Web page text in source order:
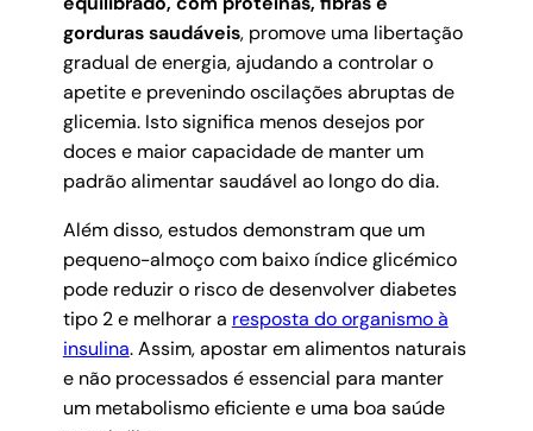
gorduras saudáveis, promove uma libertação
gradual de energia, ajudando a controlar o
apetite e prevenindo oscilações abruptas de
glicemia. Isto significa menos desejos por
doces e maior capacidade de manter um
padrão alimentar saudável ao longo do dia.
Além disso, estudos demonstram que um
pequeno-almoço com baixo índice glicémico
pode reduzir o risco de desenvolver diabetes
tipo 2 e melhorar a resposta do organismo à
insulina. Assim, apostar em alimentos naturais
e não processados é essencial para manter
um metabolismo eficiente e uma boa saúde